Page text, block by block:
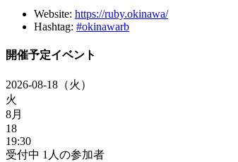
Website: https://ruby.okinawa/
Hashtag: #okinawarb
開催予定イベント
2026-08-18（火）
火
8月
18
19:30
受付中 1人の参加者